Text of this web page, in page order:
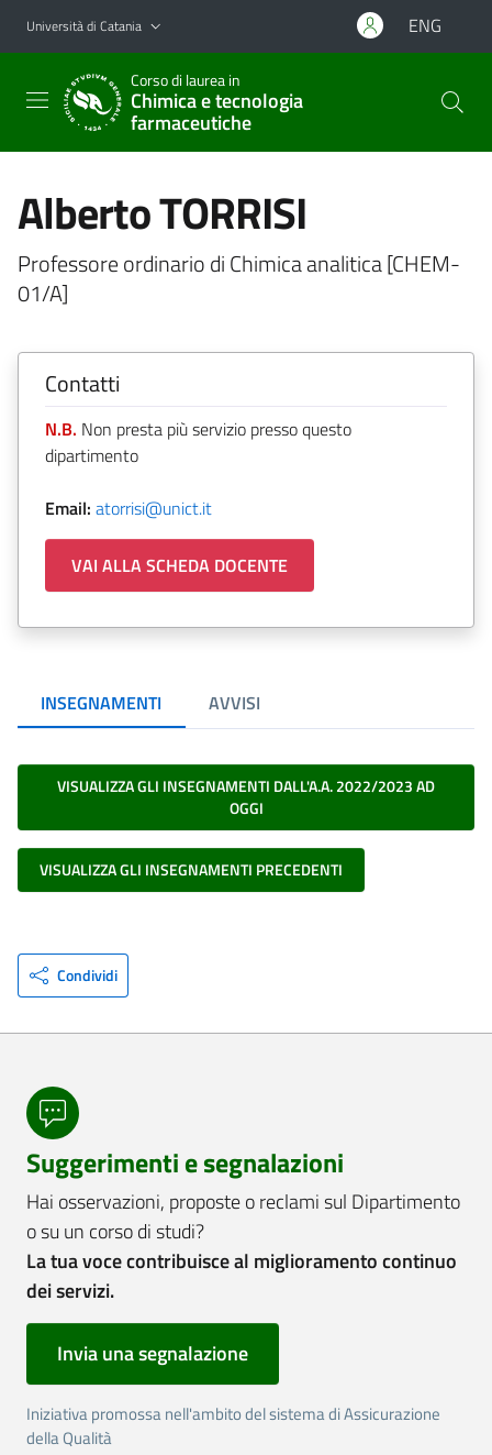
Vai al contenuto principale
Vai al menu di navigazione
Università di Catania ENG
Corso di laurea in
Chimica e tecnologia
farmaceutiche
Alberto TORRISI
Professore ordinario di Chimica analitica [CHEM-
01/A]
Contatti
N.B. Non presta più servizio presso questo
dipartimento
Email: atorrisi@unict.it
VAI ALLA SCHEDA DOCENTE
INSEGNAMENTI AVVISI
VISUALIZZA GLI INSEGNAMENTI DALL'A.A. 2022/2023 AD
OGGI
VISUALIZZA GLI INSEGNAMENTI PRECEDENTI
Condividi
Suggerimenti e segnalazioni
Hai osservazioni, proposte o reclami sul Dipartimento
o su un corso di studi?
La tua voce contribuisce al miglioramento continuo
dei servizi.
Invia una segnalazione
Iniziativa promossa nell'ambito del sistema di Assicurazione
della Qualità